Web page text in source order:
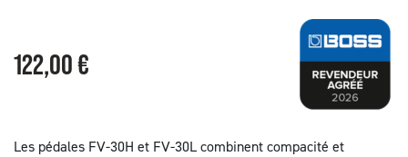
122,00 €
Les pédales FV-30H et FV-30L combinent compacité et